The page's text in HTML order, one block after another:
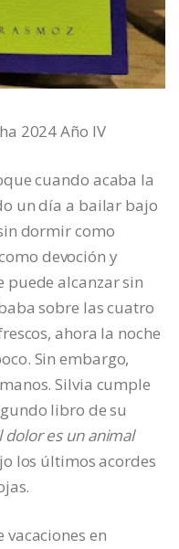
2024 Año IV
cuando acaba la
un día a bailar bajo
dormir como
devoción y
puede alcanzar sin
sobre las cuatro
ahora la noche
Sin embargo,
Silvia cumple
libro de su
dolor es un animal
los últimos acordes
vacaciones en